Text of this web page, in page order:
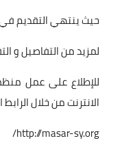
حيث ينتهي التقديم في 26 كانون الأول
لمزيد من التفاصيل و
للإطلاع على عمل
الانترنت من خلال الرابط
http://masar-sy.org/